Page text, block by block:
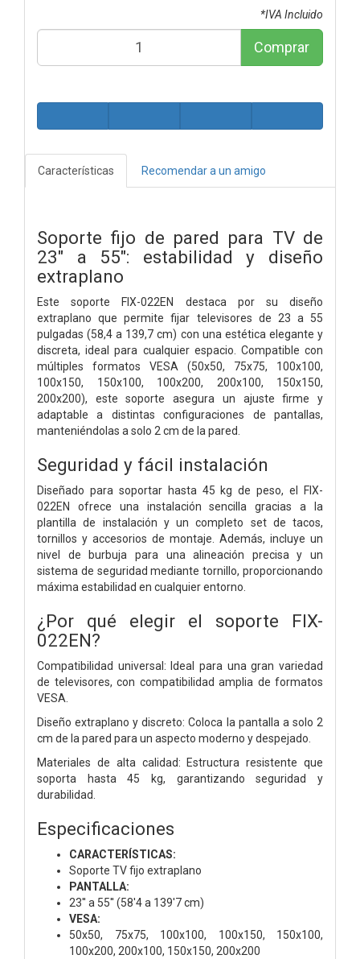
*IVA Incluido
Comprar
Características Recomendar a un amigo
Soporte fijo de pared para TV de
23" a 55": estabilidad y diseño
extraplano
Este soporte FIX-022EN destaca por su diseño
extraplano que permite fijar televisores de 23 a 55
pulgadas (58,4 a 139,7 cm) con una estética elegante y
discreta, ideal para cualquier espacio. Compatible con
múltiples formatos VESA (50x50, 75x75, 100x100,
100x150, 150x100, 100x200, 200x100, 150x150,
200x200), este soporte asegura un ajuste firme y
adaptable a distintas configuraciones de pantallas,
manteniéndolas a solo 2 cm de la pared.
Seguridad y fácil instalación
Diseñado para soportar hasta 45 kg de peso, el FIX-
022EN ofrece una instalación sencilla gracias a la
plantilla de instalación y un completo set de tacos,
tornillos y accesorios de montaje. Además, incluye un
nivel de burbuja para una alineación precisa y un
sistema de seguridad mediante tornillo, proporcionando
máxima estabilidad en cualquier entorno.
¿Por qué elegir el soporte FIX-
022EN?
Compatibilidad universal: Ideal para una gran variedad
de televisores, con compatibilidad amplia de formatos
VESA.
Diseño extraplano y discreto: Coloca la pantalla a solo 2
cm de la pared para un aspecto moderno y despejado.
Materiales de alta calidad: Estructura resistente que
soporta hasta 45 kg, garantizando seguridad y
durabilidad.
Especificaciones
CARACTERÍSTICAS:
Soporte TV fijo extraplano
PANTALLA:
23'' a 55'' (58'4 a 139'7cm)
VESA:
50x50, 75x75, 100x100, 100x150, 150x100,
100x200, 200x100, 150x150, 200x200